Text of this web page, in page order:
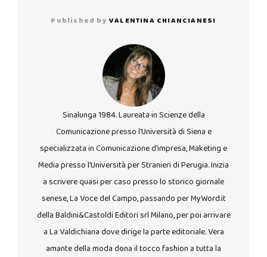
Published by VALENTINA CHIANCIANESI
Sinalunga 1984. Laureata in Scienze della
Comunicazione presso l’Università di Siena e
specializzata in Comunicazione d’impresa, Maketing e
Media presso l’Università per Stranieri di Perugia. Inizia
a scrivere quasi per caso presso lo storico giornale
senese, La Voce del Campo, passando per MyWord.it
della Baldini&Castoldi Editori srl Milano, per poi arrivare
a La Valdichiana dove dirige la parte editoriale. Vera
amante della moda dona il tocco fashion a tutta la